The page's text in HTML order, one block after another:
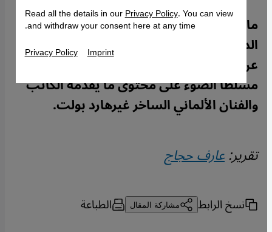
ما الفرق بين المسرح الساخر في البلدان
الديمقراطية والدول ذات الأنظمة السلطوية؟
عن ذلك يكتب عارف حجاج لموقع قنطرة
مسلطا الضوء على محتوى ما يقدمه الكاتب
والفنان الألماني الساخر غيرهارد بولت.
تقرير:عارف حجاج
نسخ الرابط مشاركة المقال الطباعة
Read all the details in ourPrivacy Policy. You can view
and withdraw your consent here at any time.
Privacy Policy Imprint